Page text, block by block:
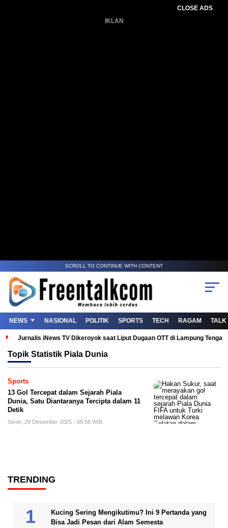
CLOSE ADS
IKLAN
SCROLL TO CONTINUE WITH CONTENT
NEWS NASIONAL POLITIK SPORTS TECH RAGAM TALK
Jurnalis iNews TV Dikeroyok saat Liput Dugaan OTT di Lampung
Topik Statistik Piala Dunia
Sports
13 Gol Tercepat dalam Sejarah Piala
Dunia, Satu Diantaranya Tercipta dalam 11
Detik
Senin, 29 Desember 2025 - 08:58 WIB
TRENDING
Kucing Sering Mengikutimu? Ini 9 Pertanda yang
Bisa Jadi Pesan dari Alam Semesta